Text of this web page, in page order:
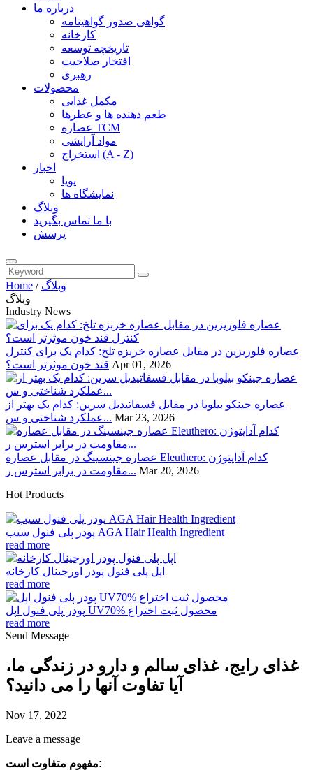
درباره ما
گواهی صدور گواهینامه
کارخانه
تاریخچه توسعه
افتخار صلاحیت
رهبری
محصولات
مکمل غذایی
طعم دهنده ها و عطرها
عصاره TCM
مواد آرایشی
استخراج (A - Z)
اخبار
پویا
نمایشگاه ها
وبلاگ
با ما تماس بگیرید
پرسش
Home / وبلاگ
وبلاگ
Industry News
عصاره فلوریزین در مقابل عصاره خربزه تلخ: کدام یک برای کنترل
قند خون موثرتر است؟ Apr 01, 2026
عصاره جینکو بیلوبا در مقابل فسفاتیدیل سرین: کدام یک بهتر از
عملکرد شناختی و س... Mar 23, 2026
عصاره جینسینگ در مقابل عصاره Eleuthero: کدام آداپتوژن
مقاومت در برابر استرس ر... Mar 20, 2026
Hot Products
پودر پلی فنول سیب AGA Hair Health Ingredient
read more
اپل پلی فنول پودر اورجینال کارخانه
read more
پودر پلی فنول اپل UV70% محصول ثبت اختراع
read more
Send Message
غذای رایج، غذای سالم و دارو در زندگی ما،
آیا تفاوت آنها را می دانید؟
Nov 17, 2022
Leave a message
مفهوم متفاوت است: